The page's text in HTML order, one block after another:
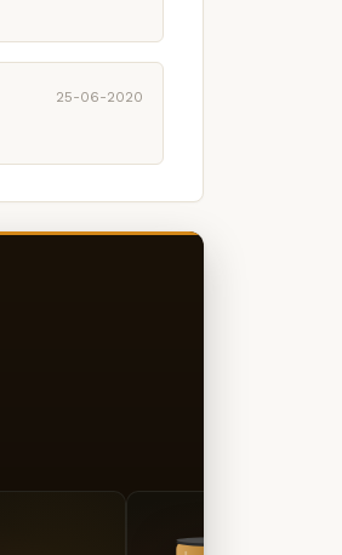
25-06-2020